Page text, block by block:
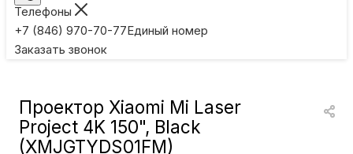
Телефоны
+7 (846) 970-70-77Единый номер
Заказать звонок
Умные кольца
Проектор Xiaomi Mi Laser
Project 4K 150", Black
(XMJGTYDS01FM)